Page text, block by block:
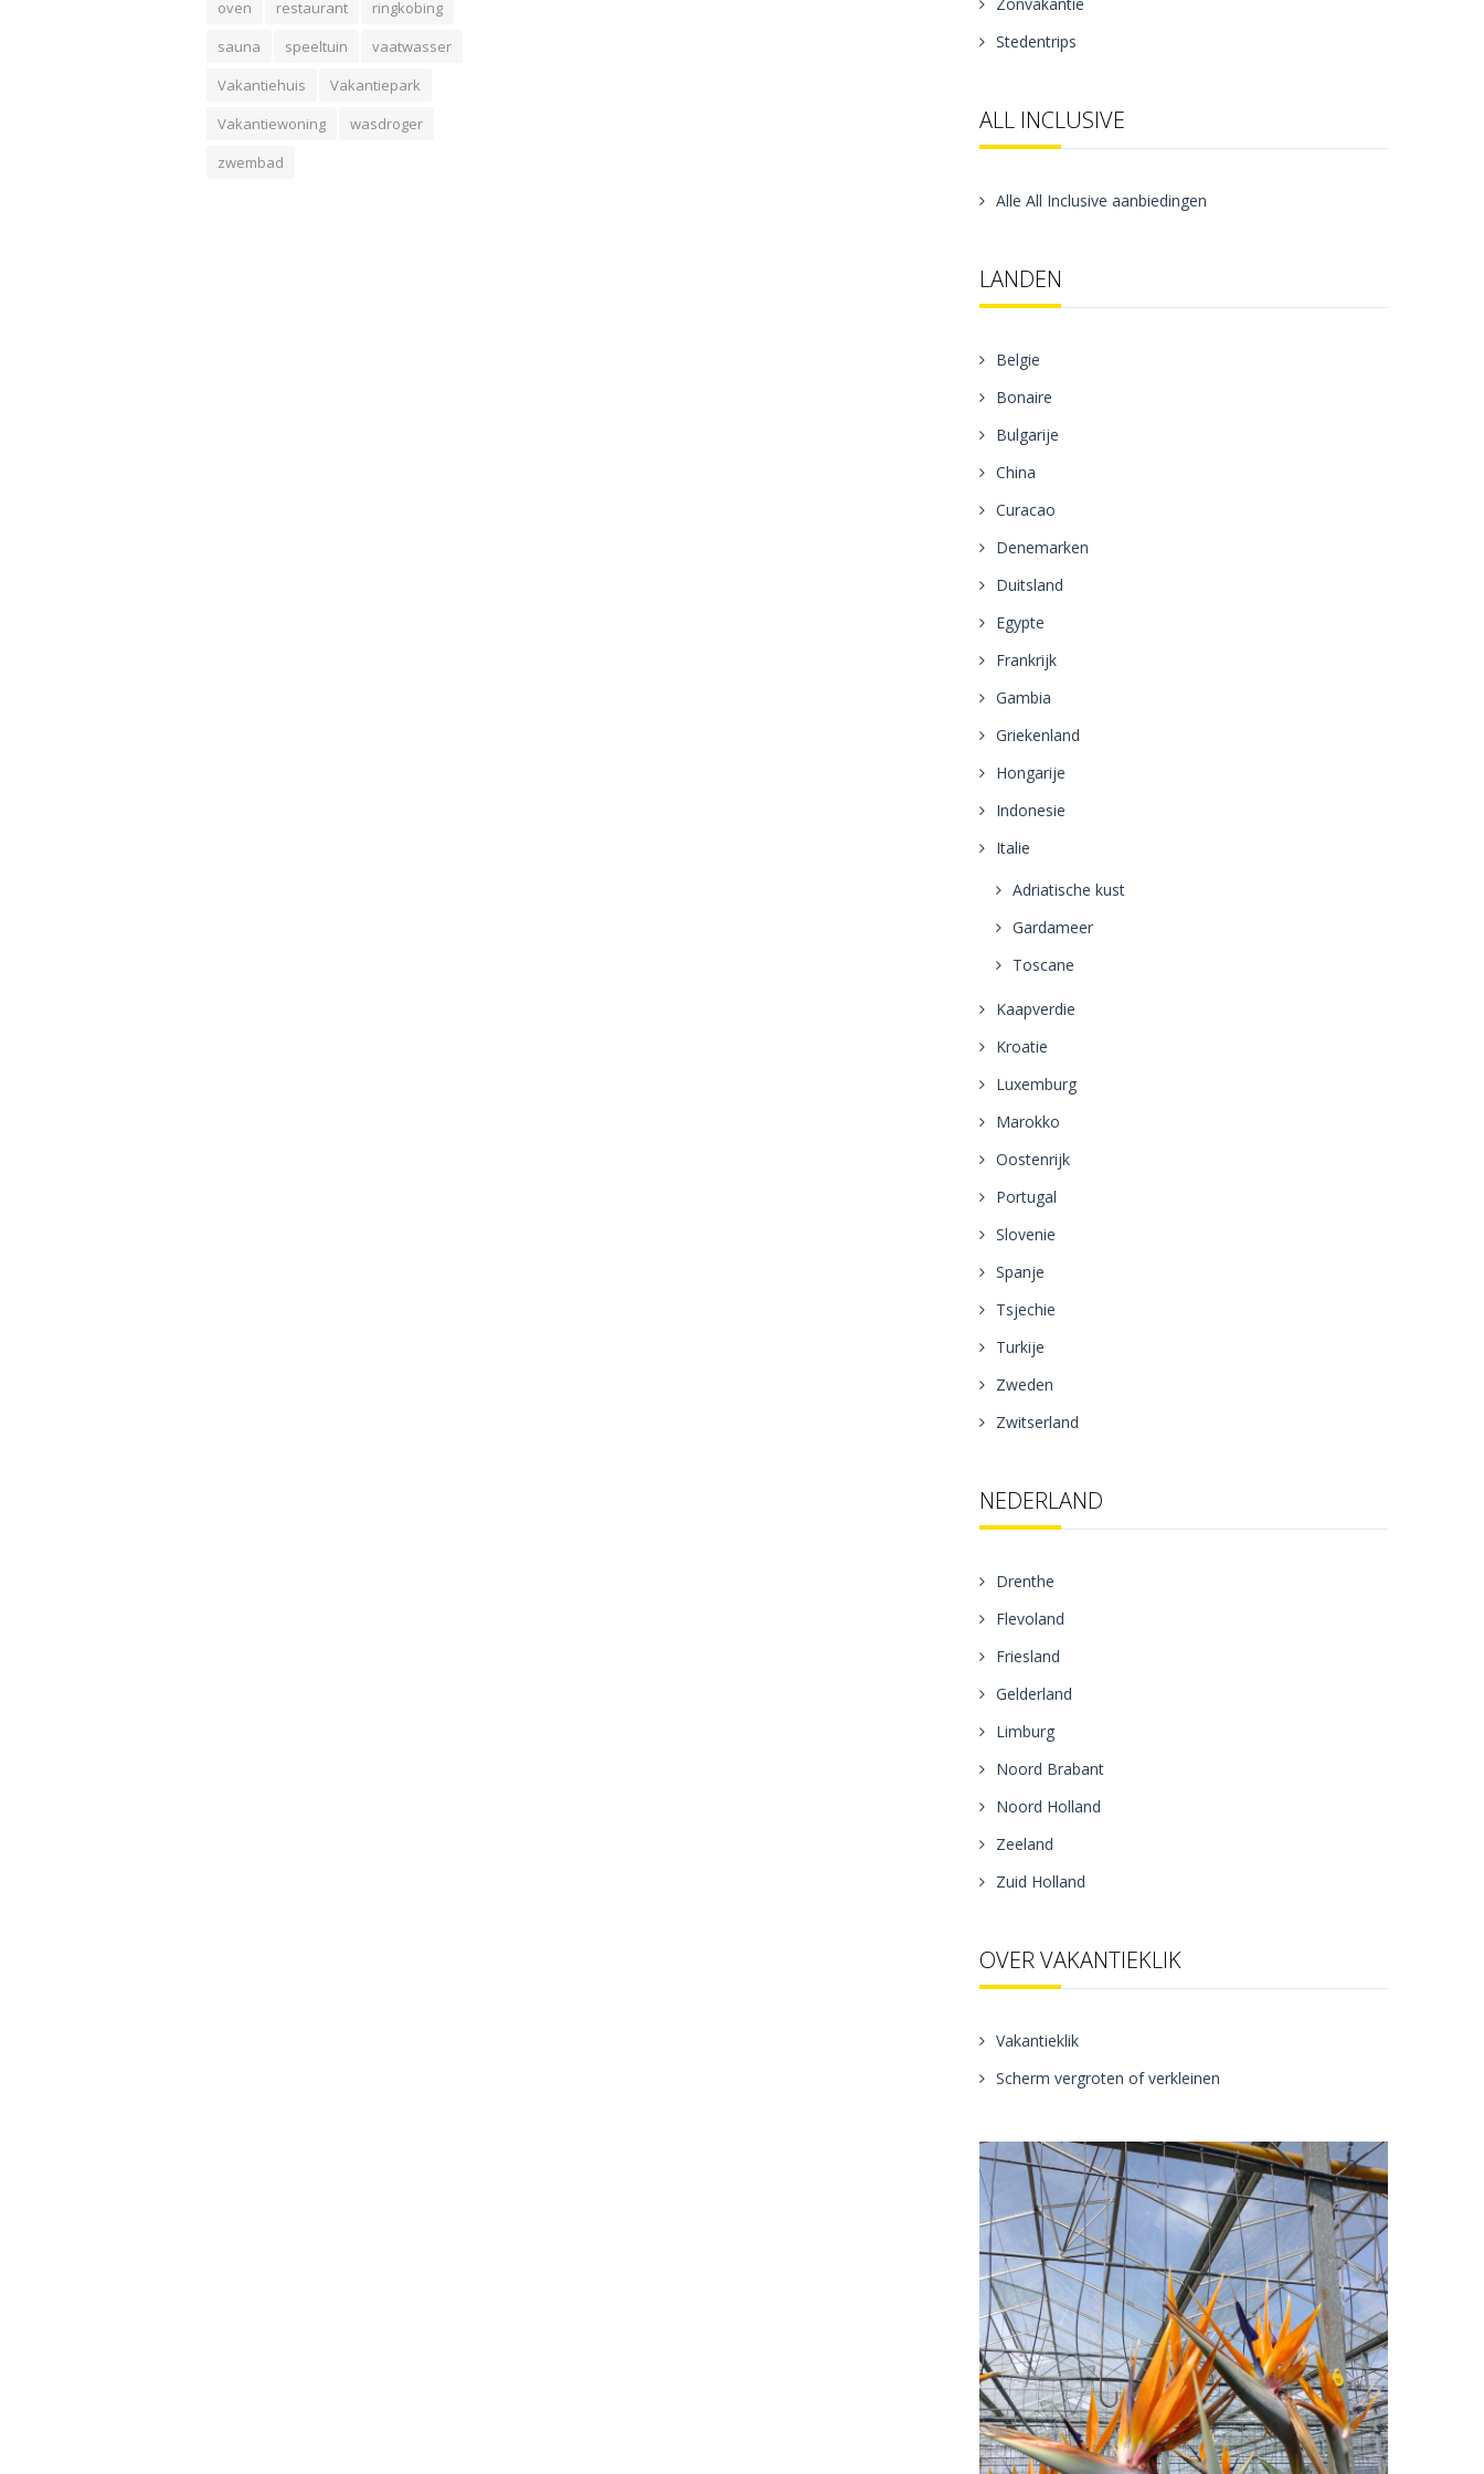
oven restaurant
ringkobing
sauna
speeltuin
vaatwasser
Vakantiehuis
Vakantiepark
Vakantiewoning
wasdroger
zwembad
Stedentrips
ALL INCLUSIVE
Alle All Inclusive aanbiedingen
LANDEN
Belgie
Bonaire
Bulgarije
China
Curacao
Denemarken
Duitsland
Egypte
Frankrijk
Gambia
Griekenland
Hongarije
Indonesie
Italie
Adriatische kust
Gardameer
Toscane
Kaapverdie
Kroatie
Luxemburg
Marokko
Oostenrijk
Portugal
Slovenie
Spanje
Tsjechie
Turkije
Zweden
Zwitserland
NEDERLAND
Drenthe
Flevoland
Friesland
Gelderland
Limburg
Noord Brabant
Noord Holland
Zeeland
Zuid Holland
OVER VAKANTIEKLIK
Vakantieklik
Scherm vergroten of verkleinen